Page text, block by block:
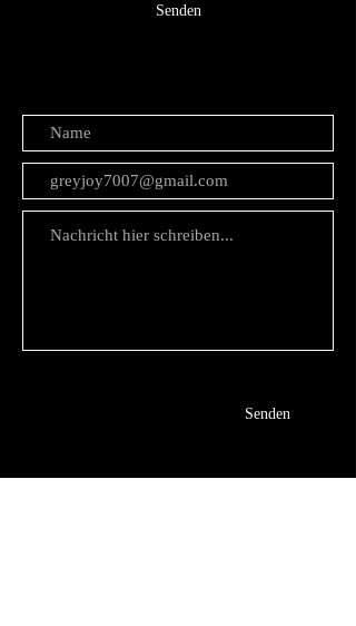
Senden
Senden